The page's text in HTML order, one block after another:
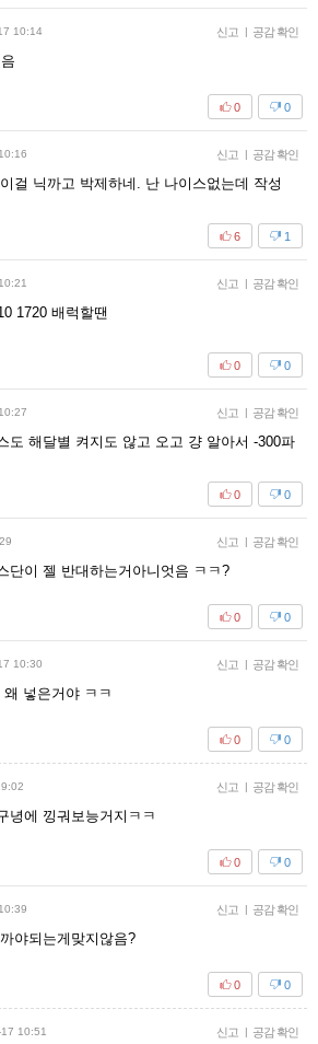
10:14 신고 | 공감 확인
0
0
신고 | 공감 확인
걸 닉까고 박제하네. 난 나이스없는데 작성
1
6
신고 | 공감 확인
1720 배럭할땐
0
0
신고 | 공감 확인
도 해달별 켜지도 않고 오고 걍 알아서 -300파
0
0
신고 | 공감 확인
단이 젤 반대하는거아니엇음 ㅋㅋ?
0
0
10:30 신고 | 공감 확인
넣은거야 ㅋㅋ
0
0
신고 | 공감 확인
녕에 낑궈보능거지ㅋㅋ
0
0
신고 | 공감 확인
야되는게맞지않음?
0
0
10:51 신고 | 공감 확인